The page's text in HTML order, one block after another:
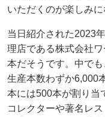
いただくのが楽しみに
当日紹介された2023
理店である株式会社
本だそうです。中で
生産本数わずか6,000
本には500本が割り当
コレクターや著名レ